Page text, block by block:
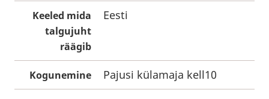
Keeled mida
talgujuht
räägib
Eesti
Kogunemine Pajusi külamaja kell10